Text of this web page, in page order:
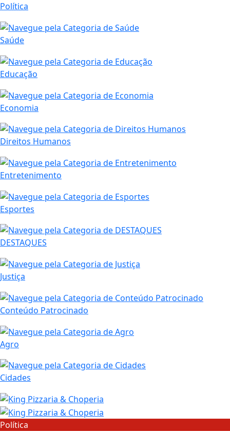
Política
Saúde
Educação
Economia
Direitos Humanos
Entretenimento
Esportes
DESTAQUES
Justiça
Conteúdo Patrocinado
Agro
Cidades
Política